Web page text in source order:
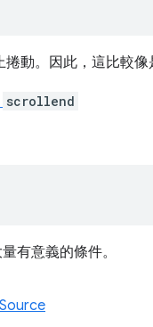
捲動。因此，這比較
scrollend
有意義的條件。
Source